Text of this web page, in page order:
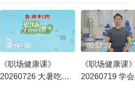
《职场健康课》
20260726 大暑吃三
00:57:36
《职场健康课
20260719 学
00:57:37